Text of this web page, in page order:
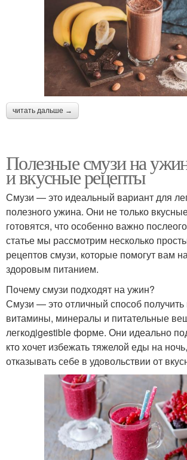
читать дальше →
Полезные смузи на
и вкусные рецепты
Смузи — это идеальный вариант для
полезного ужина. Они не только
готовятся, что особенно важно
статье мы рассмотрим несколько
рецептов смузи, которые помогут вам
здоровым питанием.
Почему смузи подходят на ужин?
Смузи — это отличный способ
витамины, минералы и питательные
легкодigestible форме. Они идеально
кто хочет избежать тяжелой еды на
отказывать себе в удовольствии от